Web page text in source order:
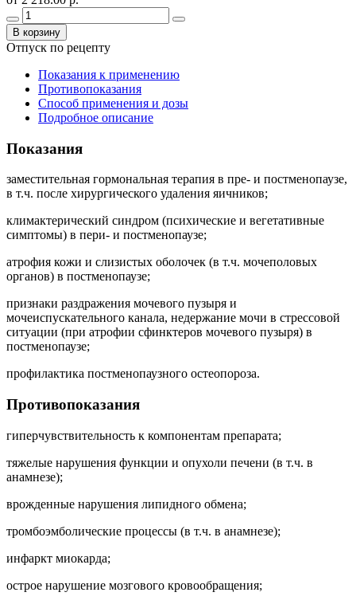
В корзину
Отпуск по рецепту
Показания к применению
Противопоказания
Способ применения и дозы
Подробное описание
Показания
заместительная гормональная терапия в пре- и постменопаузе,
в т.ч. после хирургического удаления яичников;
климактерический синдром (психические и вегетативные
симптомы) в пери- и постменопаузе;
атрофия кожи и слизистых оболочек (в т.ч. мочеполовых
органов) в постменопаузе;
признаки раздражения мочевого пузыря и
мочеиспускательного канала, недержание мочи в стрессовой
ситуации (при атрофии сфинктеров мочевого пузыря) в
постменопаузе;
профилактика постменопаузного остеопороза.
Противопоказания
гиперчувствительность к компонентам препарата;
тяжелые нарушения функции и опухоли печени (в т.ч. в
анамнезе);
врожденные нарушения липидного обмена;
тромбоэмболические процессы (в т.ч. в анамнезе);
инфаркт миокарда;
острое нарушение мозгового кровообращения;